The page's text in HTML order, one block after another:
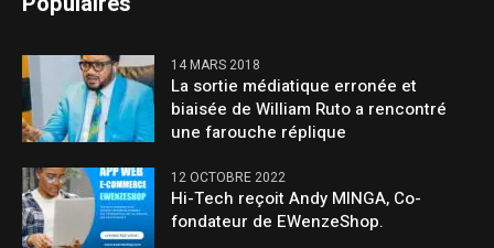
14 MARS 2018
La sortie médiatique erronée et
biaisée de William Ruto a rencontré
une farouche réplique
12 OCTOBRE 2022
Hi-Tech reçoit Andy MINGA, Co-
fondateur de EWenzeShop.